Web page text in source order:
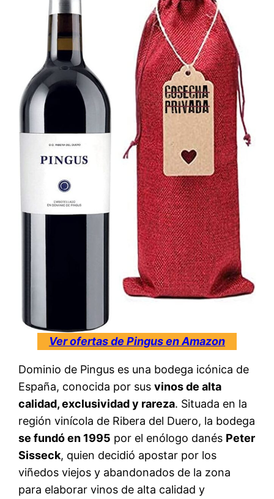
Ver ofertas de Pingus en Amazon
Dominio de Pingus es una bodega icónica de
España, conocida por susvinos de alta
calidad, exclusividad y rareza. Situada en la
región vinícola de Ribera del Duero, la bodega
se fundó en 1995 por el enólogo danés Peter
Sisseck, quien decidió apostar por los
viñedos viejos y abandonados de la zona
para elaborar vinos de alta calidad y